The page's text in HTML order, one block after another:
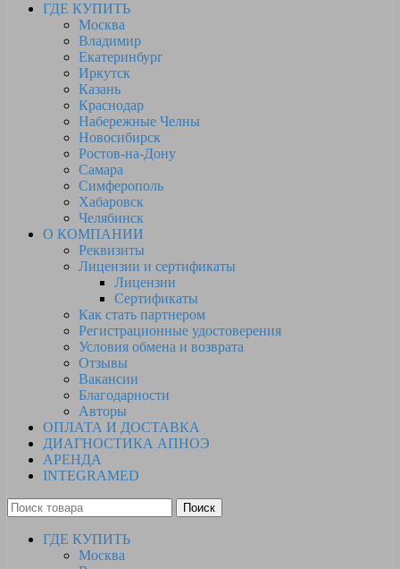
ГДЕ КУПИТЬ
Москва
Владимир
Екатеринбург
Иркутск
Казань
Краснодар
Набережные Челны
Новосибирск
Ростов-на-Дону
Самара
Симферополь
Хабаровск
Челябинск
О КОМПАНИИ
Реквизиты
Лицензии и сертификаты
Лицензии
Сертификаты
Как стать партнером
Регистрационные удостоверения
Условия обмена и возврата
Отзывы
Вакансии
Благодарности
Авторы
ОПЛАТА И ДОСТАВКА
ДИАГНОСТИКА АПНОЭ
АРЕНДА
INTEGRAMED
Поиск
ГДЕ КУПИТЬ
Москва